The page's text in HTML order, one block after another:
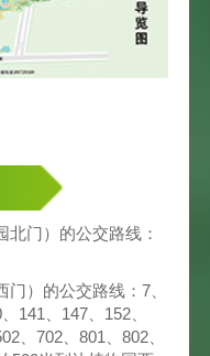
门）的公交路线：
）的公交路线：7、
141、147、152、
、702、801、802、